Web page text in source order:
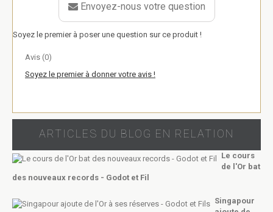
Envoyez-nous votre question
Soyez le premier à poser une question sur ce produit !
Avis (0)
Soyez le premier à donner votre avis !
ARTICLES DU BLOG EN RELATION
Le cours
de l'Or bat
des nouveaux records - Godot et Fil
Singapour